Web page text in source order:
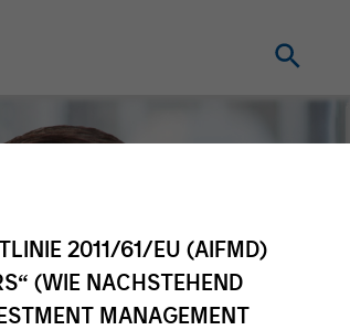
2011/61/EU (AIFMD)
(WIE NACHSTEHEND
MANAGEMENT